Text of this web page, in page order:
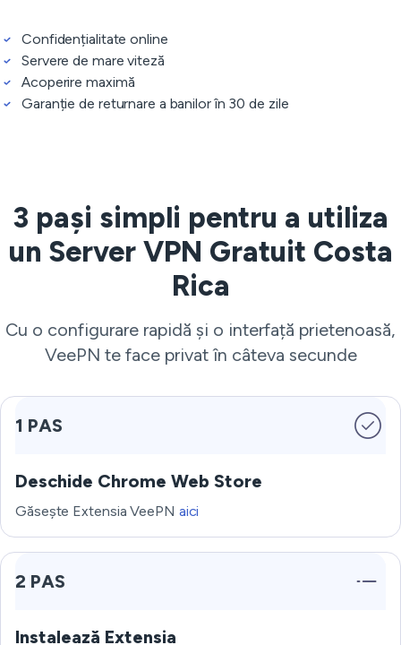
Confidențialitate online
Servere de mare viteză
Acoperire maximă
Garanție de returnare a banilor în 30 de zile
3 pași simpli pentru a utiliza
un Server VPN Gratuit Costa
Rica
Cu o configurare rapidă și o interfață prietenoasă,
VeePN te face privat în câteva secunde
1 PAS
Deschide Chrome Web Store
Găsește Extensia VeePN aici
2 PAS
Instalează Extensia